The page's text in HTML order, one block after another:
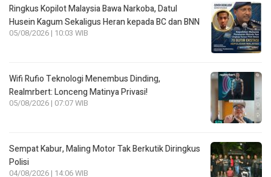
Ringkus Kopilot Malaysia Bawa Narkoba, Datul
Husein Kagum Sekaligus Heran kepada BC dan BNN
05/08/2026 | 10:03 WIB
Wifi Rufio Teknologi Menembus Dinding,
Realmrbert: Lonceng Matinya Privasi!
05/08/2026 | 07:07 WIB
Sempat Kabur, Maling Motor Tak Berkutik Diringkus
Polisi
04/08/2026 | 14:06 WIB